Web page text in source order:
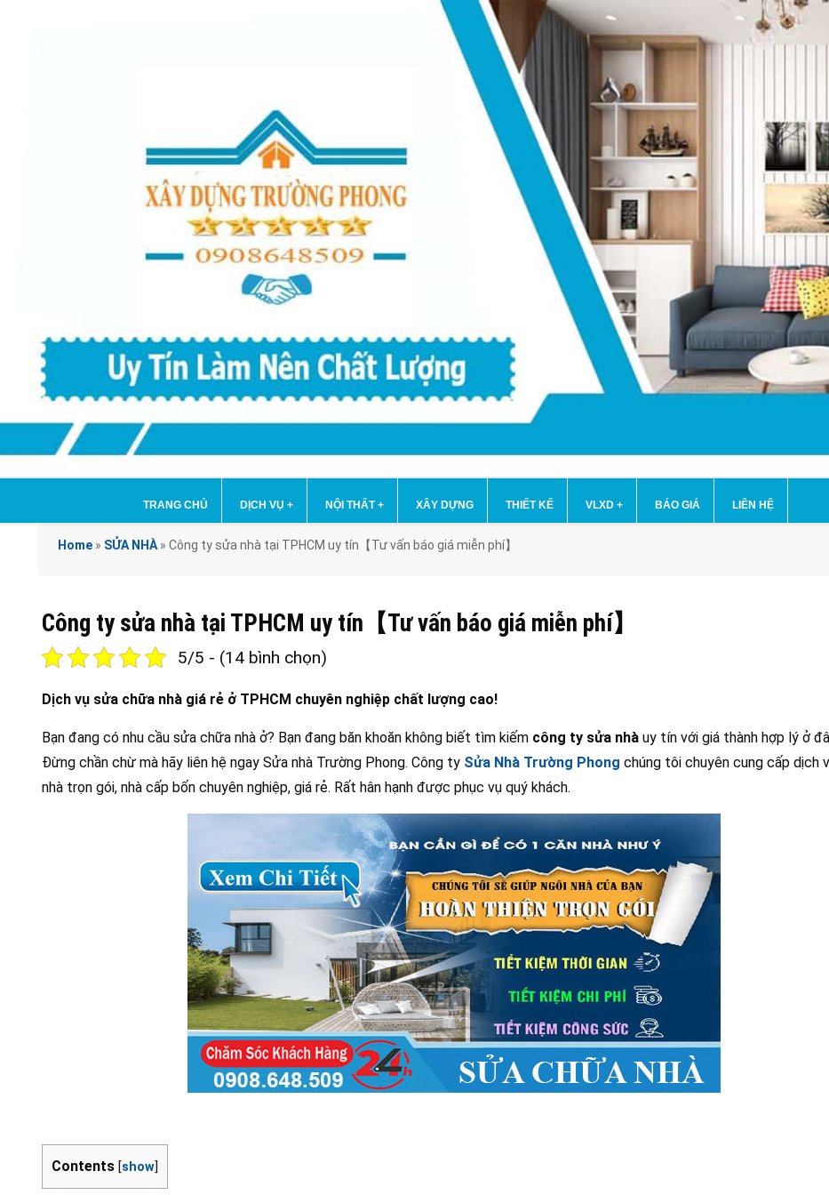
TRANG CHỦ DỊCH VỤ + NỘI THẤT+ XÂY DỰNG THIẾT KẾ VLXD + BÁO GIÁ LIÊN HỆ
Home » SỬA NHÀ » Công ty sửa nhà tại TPHCM uy tín【Tư vấn báo giá miễn phí】
Công ty sửa nhà tại TPHCM uy tín【Tư vấn báo giá miễn phí】
5/5 - (14 bình chọn)
Dịch vụ sửa chữa nhà giá rẻ ở TPHCM chuyên nghiệp chất lượng cao!
Bạn đang có nhu cầu sửa chữa nhà ở? Bạn đang băn khoăn không biết tìm kiếm công ty sửa nhà uy tín với giá thành hợp lý ở
Đừng chần chừ mà hãy liên hệ ngay Sửa nhà Trường Phong. Công ty Sửa Nhà Trường Phong chúng tôi chuyên cung cấp dịch
nhà trọn gói, nhà cấp bốn chuyên nghiệp, giá rẻ. Rất hân hạnh được phục vụ quý khách.
Contents [show]